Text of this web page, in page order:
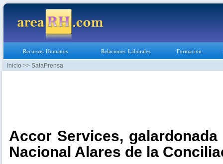
Recursos Humanos Relaciones Laborales Formacion
Inicio >> SalaPrensa
Accor Services,
Nacional Alares de la